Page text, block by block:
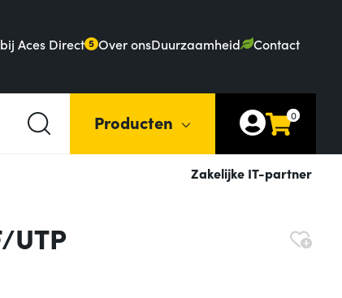
Aces Direct 5 Over onsDuurzaamheid Contact
Producten 0
Zakelijke IT-partner
UTP